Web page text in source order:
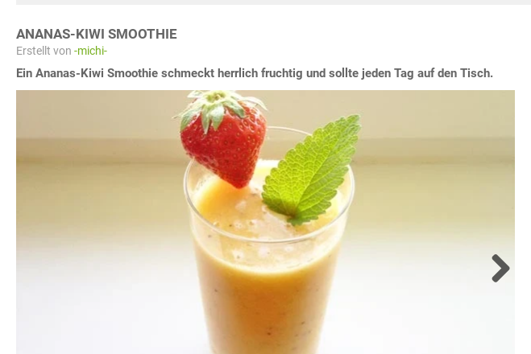
ANANAS-KIWI SMOOTHIE
Erstellt von -michi-
Ein Ananas-Kiwi Smoothie schmeckt herrlich fruchtig und sollte jeden Tag auf den Tisch.